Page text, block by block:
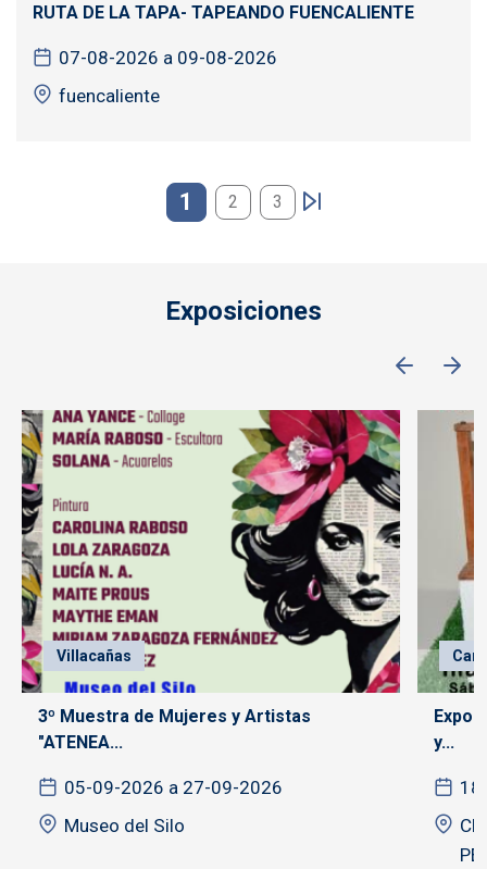
RUTA DE LA TAPA- TAPEANDO FUENCALIENTE
07-08-2026 a 09-08-2026
fuencaliente
1 2 3
Exposiciones
Villacañas
3º Muestra de Mujeres y Artistas
"ATENEA...
05-09-2026 a 27-09-2026
Museo del Silo
y...